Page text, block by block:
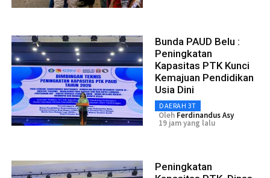
Bunda PAUD Belu :
Peningkatan
Kapasitas PTK Kunci
Kemajuan Pendidikan
Usia Dini
DAERAH 3T
Oleh Ferdinandus Asy
19 jam yang lalu
Peningkatan